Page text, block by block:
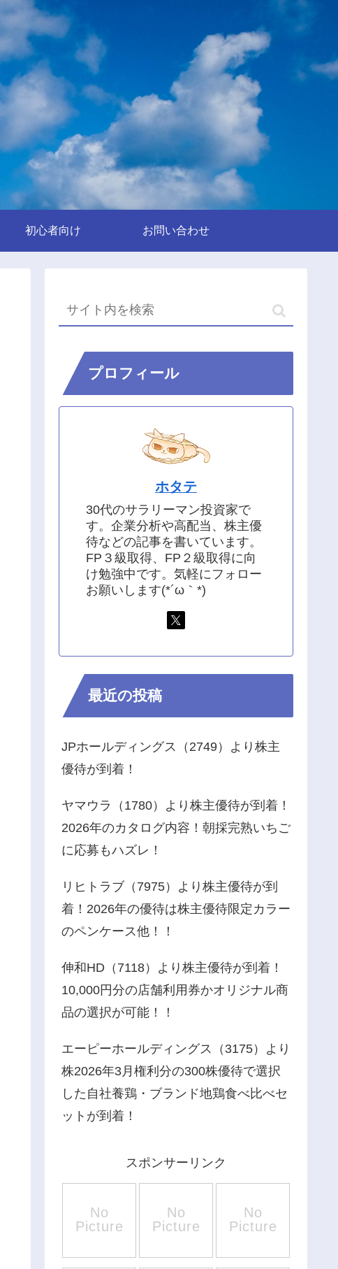
初心者向け お問い合わせ
プロフィール
ホタテ
30代のサラリーマン投資家で
す。企業分析や高配当、株主優
待などの記事を書いています。
FP３級取得、FP２級取得に向
け勉強中です。気軽にフォロー
お願いします(*´ω｀*)
最近の投稿
JPホールディングス（2749）より株主
優待が到着！
ヤマウラ（1780）より株主優待が到着！
2026年のカタログ内容！朝採完熟いちご
に応募もハズレ！
リヒトラブ（7975）より株主優待が到
着！2026年の優待は株主優待限定カラー
のペンケース他！！
伸和HD（7118）より株主優待が到着！
10,000円分の店舗利用券かオリジナル商
品の選択が可能！！
エーピーホールディングス（3175）より
株2026年3月権利分の300株優待で選択
した自社養鶏・ブランド地鶏食べ比べセ
ットが到着！
スポンサーリンク